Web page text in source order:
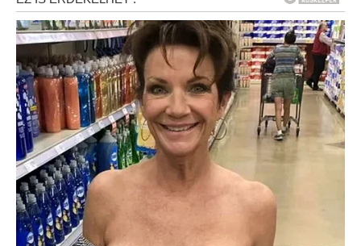
c
e
b
o
o
k
ss
e
n
g
e
r
ai
l